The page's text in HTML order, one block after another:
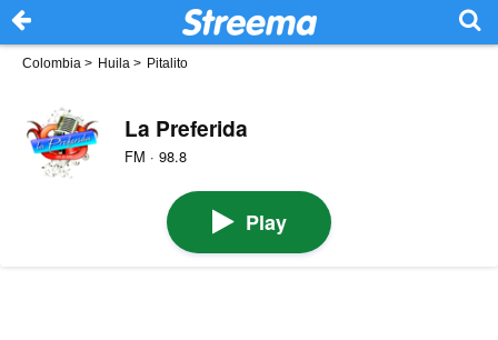
Colombia > Huila > Pitalito
La Preferida
FM · 98.8
Play